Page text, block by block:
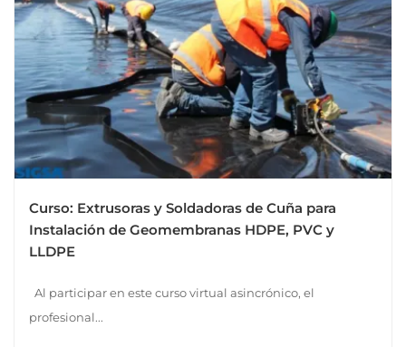
Curso: Extrusoras y Soldadoras de Cuña para
Instalación de Geomembranas HDPE, PVC y
LLDPE
Al participar en este curso virtual asincrónico, el
profesional...